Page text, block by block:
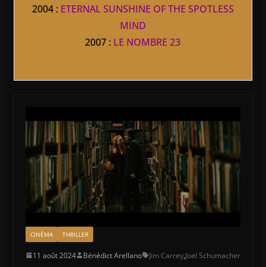
2004 : ETERNAL SUNSHINE OF THE SPOTLESS
MIND
2007 : LE NOMBRE 23
CINÉMA THRILLER
11 août 2024 Bénédict Arellano Jim Carrey,Joel Schumacher